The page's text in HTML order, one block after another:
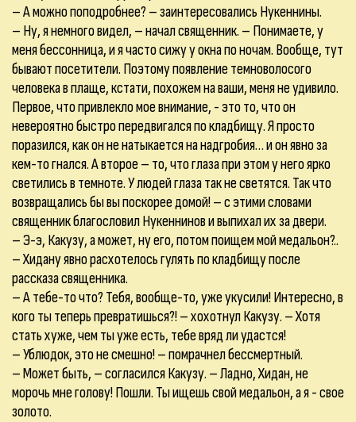
– А можно поподробнее? – заинтересовались Нукеннины.
– Ну, я немного видел, – начал священник. – Понимаете, у
меня бессонница, и я часто сижу у окна по ночам. Вообще, тут
бывают посетители. Поэтому появление темноволосого
человека в плаще, кстати, похожем на ваши, меня не удивило.
Первое, что привлекло мое внимание, - это то, что он
невероятно быстро передвигался по кладбищу. Я просто
поразился, как он не натыкается на надгробия… и он явно за
кем-то гнался. А второе – то, что глаза при этом у него ярко
светились в темноте. У людей глаза так не светятся. Так что
возвращались бы вы поскорее домой! – с этими словами
священник благословил Нукеннинов и выпихал их за двери.
– Э-э, Какузу, а может, ну его, потом поищем мой медальон?..
– Хидану явно расхотелось гулять по кладбищу после
рассказа священника.
– А тебе-то что? Тебя, вообще-то, уже укусили! Интересно, в
кого ты теперь превратишься?! – хохотнул Какузу. – Хотя
стать хуже, чем ты уже есть, тебе вряд ли удастся!
– Ублюдок, это не смешно! – помрачнел бессмертный.
– Может быть, – согласился Какузу. – Ладно, Хидан, не
морочь мне голову! Пошли. Ты ищешь свой медальон, а я - свое
золото.